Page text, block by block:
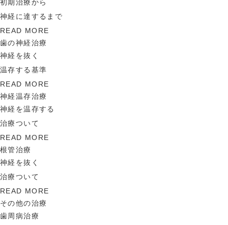
初期治療から
神経に達するまで
READ MORE
歯の神経治療
神経を抜く
温存する基準
READ MORE
神経温存治療
神経を温存する
治療ついて
READ MORE
根管治療
神経を抜く
治療ついて
READ MORE
その他の治療
歯周病治療